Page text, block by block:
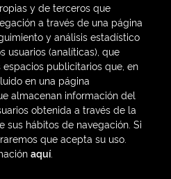
y de terceros que
a través de una página
y análisis estadístico
usuarios (analíticas), que
publicitarios que, en
en una página
almacenan información del
obtenida a través de la
sus hábitos de navegación. Si
que acepta su uso.
aquí.